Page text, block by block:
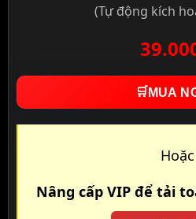
(Tự động kích
🛒 MUA
Hoặc
Nâng cấp VIP để tải